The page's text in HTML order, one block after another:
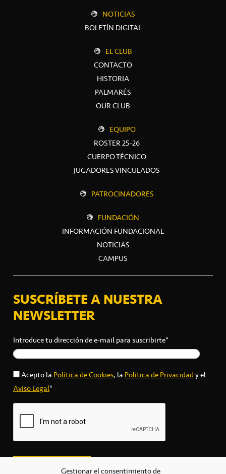
Gestionar el consentimiento de
NOTICIAS
BOLETÍN DIGITAL
EL CLUB
CONTACTO
HISTORIA
PALMARÉS
OUR CLUB
EQUIPO
ROSTER 25-26
CUERPO TÉCNICO
JUGADORES VINCULADOS
PATROCINADORES
FUNDACIÓN
INFORMACIÓN FUNDACIONAL
NOTICIAS
CAMPUS
SUSCRÍBETE A NUESTRA
NEWSLETTER
Introduce tu dirección de e-mail para suscribirte*
Acepto laPolítica de Cookies, laPolítica de Privacidady el
Aviso Legal*